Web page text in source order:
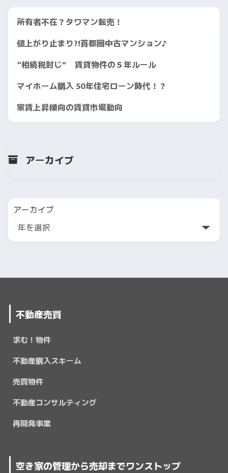
所有者不在？タワマン転売！
値上がり止まり?!首都圏中古マンション♪
“相続税封じ” 賃貸物件の５年ルール
マイホーム購入 50年住宅ローン時代！？
家賃上昇傾向の賃貸市場動向
アーカイブ
アーカイブ
不動産売買
求む！物件
不動産購入スキーム
売買物件
不動産コンサルティング
再開発事業
空き家の管理から売却までワンストップ